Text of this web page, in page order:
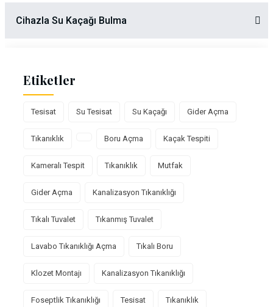
Cihazla Su Kaçağı Bulma
Etiketler
Tesisat Su Tesisat Su Kaçağı Gider Açma
Tıkanıklık Boru Açma Kaçak Tespiti
Kameralı Tespit Tıkanıklık Mutfak
Gider Açma Kanalizasyon Tıkanıklığı
Tıkalı Tuvalet Tıkanmış Tuvalet
Lavabo Tıkanıklığı Açma Tıkalı Boru
Klozet Montajı Kanalizasyon Tıkanıklığı
Foseptlik Tıkanıklığı Tesisat Tıkanıklık